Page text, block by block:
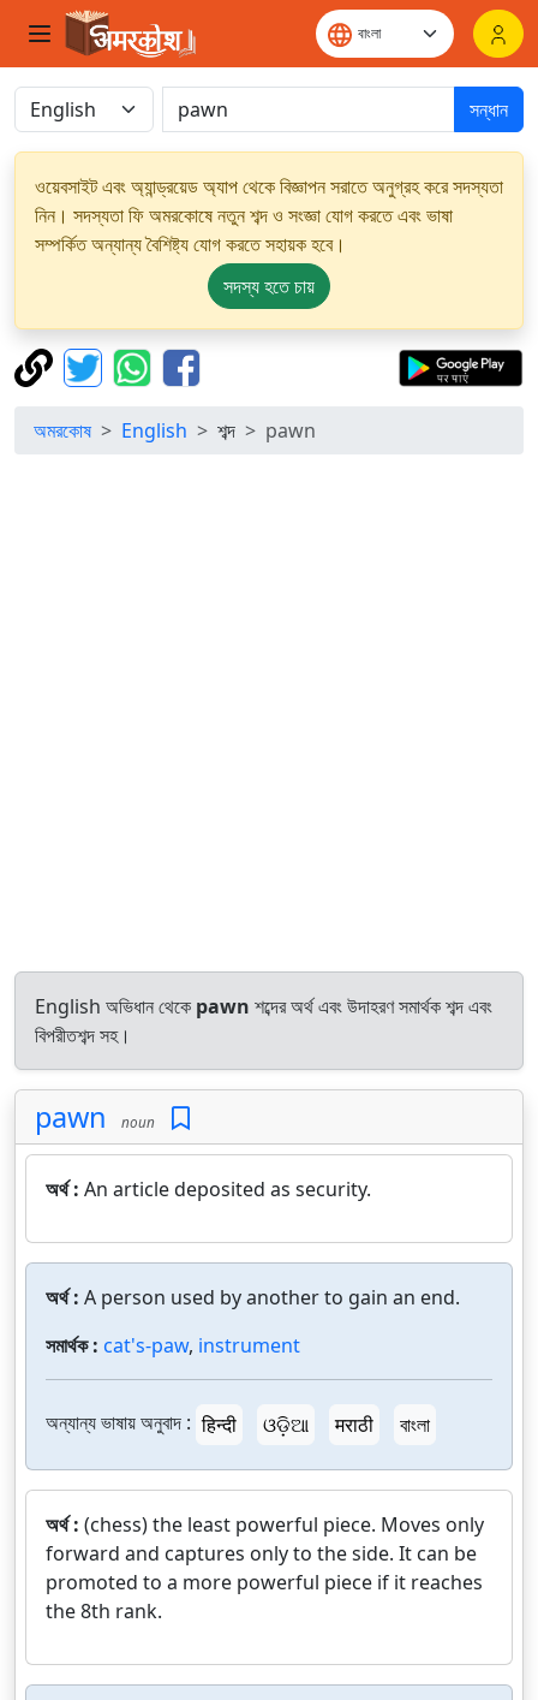
সন্ধান
ওয়েবসাইট এবং অ্যান্ড্রয়েড অ্যাপ থেকে বিজ্ঞাপন সরাতে অনুগ্রহ করে সদস্যতা
নিন। সদস্যতা ফি অমরকোষে নতুন শব্দ ও সংজ্ঞা যোগ করতে এবং ভাষা
সম্পর্কিত অন্যান্য বৈশিষ্ট্য যোগ করতে সহায়ক হবে।
সদস্য হতে চায়
অমরকোষ English শব্দ pawn
English অভিধান থেকে pawn শব্দের অর্থ এবং উদাহরণ সমার্থক শব্দ এবং
বিপরীতশব্দ সহ।
pawn noun
অর্থ : An article deposited as security.
অর্থ : A person used by another to gain an end.
সমার্থক : cat's-paw, instrument
অন্যান্য ভাষায় অনুবাদ : हिन्दी ଓଡ଼ିଆ मराठी বাংলা
অর্থ : (chess) the least powerful piece. Moves only
forward and captures only to the side. It can be
promoted to a more powerful piece if it reaches
the 8th rank.